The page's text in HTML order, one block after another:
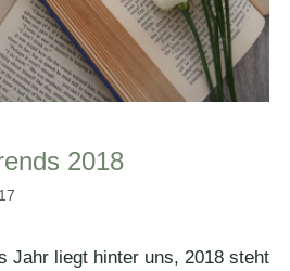
2018
Jahr liegt hinter uns, 2018 steht